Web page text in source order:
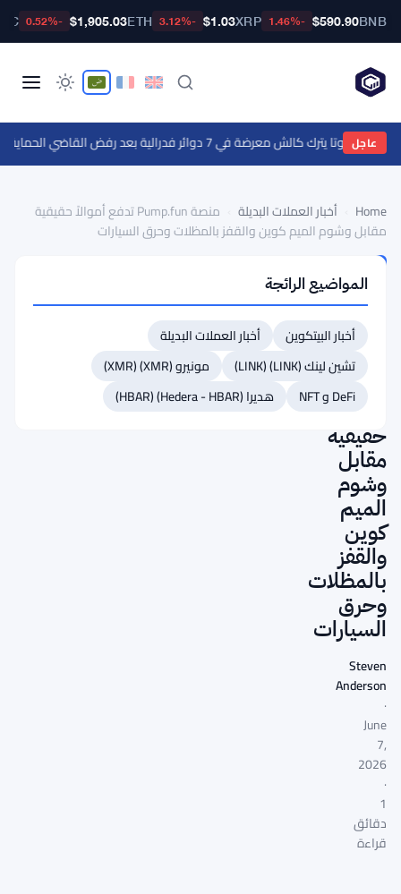
BNB
$590.90
-1.46%
XRP
$1.03
-3.12%
ETH
$1,905.03
-0.52%
عاجل
يترك كالش معرضة في 7 دوائر فدرالية بعد رفض القاضي الحماية الفدرالية
Home أخبار العملات البديلة
منصة Pump.fun تدفع أموالاً حقيقية
مقابل وشوم الميم كوين والقفز بالمظلات وحرق السيارات
العملات
البديلة
منصة
Pump.fun
تدفع
أموالاً
حقيقية
مقابل
وشوم
الميم
كوين
والقفز
بالمظلات
وحرق
السيارات
Steven
Anderson
·
June
7,
2026
·
1
دقائق
قراءة
المواضيع الرائجة
أخبار البيتكوين
أخبار العملات البديلة
تشين لينك (LINK) (LINK)
مونيرو (XMR) (XMR)
DeFi و NFT
هديرا (Hedera - HBAR) (HBAR)